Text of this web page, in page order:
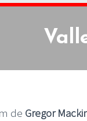
de Gregor